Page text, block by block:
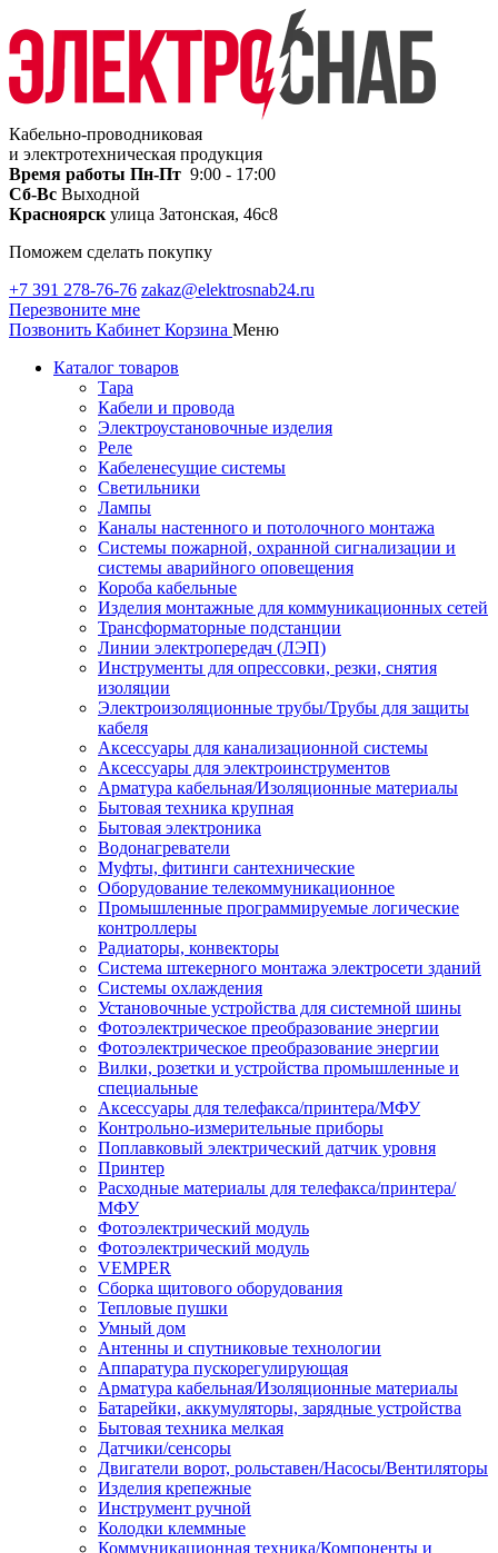
Кабельно-проводниковая
и электротехническая продукция
Время работы Пн-Пт 9:00 - 17:00
Сб-Вс Выходной
Красноярск улица Затонская, 46с8
Поможем сделать покупку
+7 391 278-76-76 zakaz@elektrosnab24.ru
Перезвоните мне
Позвонить Кабинет Корзина Меню
Каталог товаров
Тара
Кабели и провода
Электроустановочные изделия
Реле
Кабеленесущие системы
Светильники
Лампы
Каналы настенного и потолочного монтажа
Системы пожарной, охранной сигнализации и
системы аварийного оповещения
Короба кабельные
Изделия монтажные для коммуникационных сетей
Трансформаторные подстанции
Линии электропередач (ЛЭП)
Инструменты для опрессовки, резки, снятия
изоляции
Электроизоляционные трубы/Трубы для защиты
кабеля
Аксессуары для канализационной системы
Аксессуары для электроинструментов
Арматура кабельная/Изоляционные материалы
Бытовая техника крупная
Бытовая электроника
Водонагреватели
Муфты, фитинги сантехнические
Оборудование телекоммуникационное
Промышленные программируемые логические
контроллеры
Радиаторы, конвекторы
Система штекерного монтажа электросети зданий
Системы охлаждения
Установочные устройства для системной шины
Фотоэлектрическое преобразование энергии
Фотоэлектрическое преобразование энергии
Вилки, розетки и устройства промышленные и
специальные
Аксессуары для телефакса/принтера/МФУ
Контрольно-измерительные приборы
Поплавковый электрический датчик уровня
Принтер
Расходные материалы для телефакса/принтера/
МФУ
Фотоэлектрический модуль
Фотоэлектрический модуль
VEMPER
Сборка щитового оборудования
Тепловые пушки
Умный дом
Антенны и спутниковые технологии
Аппаратура пускорегулирующая
Арматура кабельная/Изоляционные материалы
Батарейки, аккумуляторы, зарядные устройства
Бытовая техника мелкая
Датчики/сенсоры
Двигатели ворот, рольставен/Насосы/Вентиляторы
Изделия крепежные
Инструмент ручной
Колодки клеммные
Коммуникационная техника/Компоненты и